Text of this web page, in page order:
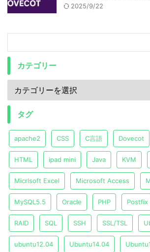
2025/9/22
カテゴリー
タグ
apache2 CSS C言語 Dovecot
HTML ipad mini Java KVM
Micrlsoft Excel Microsoft Access
MySQL5.5 Oracle PHP Postfix
RAID SQL SSH SSL/TSL
ubuntu12.04 Ubuntu14.04